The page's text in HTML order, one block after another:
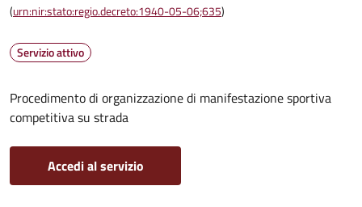
(urn:nir:stato:regio.decreto:1940-05-06;635)
Servizio attivo
Procedimento di organizzazione di manifestazione sportiva
competitiva su strada
Accedi al servizio